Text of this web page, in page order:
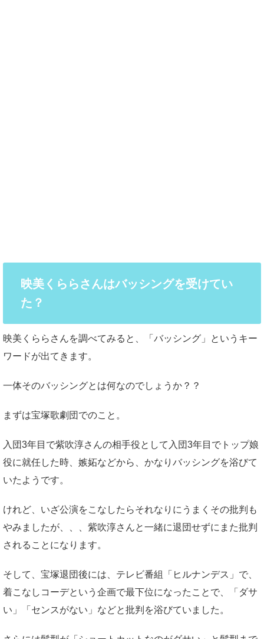
映美くららさんはバッシングを受けてい
た？
映美くららさんを調べてみると、「バッシング」というキー
ワードが出てきます。
一体そのバッシングとは何なのでしょうか？？
まずは宝塚歌劇団でのこと。
入団3年目で紫吹淳さんの相手役として入団3年目でトップ娘
役に就任した時、嫉妬などから、かなりバッシングを浴びて
いたようです。
けれど、いざ公演をこなしたらそれなりにうまくその批判も
やみましたが、、、紫吹淳さんと一緒に退団せずにまた批判
されることになります。
そして、宝塚退団後には、テレビ番組「ヒルナンデス」で、
着こなしコーデという企画で最下位になったことで、「ダサ
い」「センスがない」などと批判を浴びていました。